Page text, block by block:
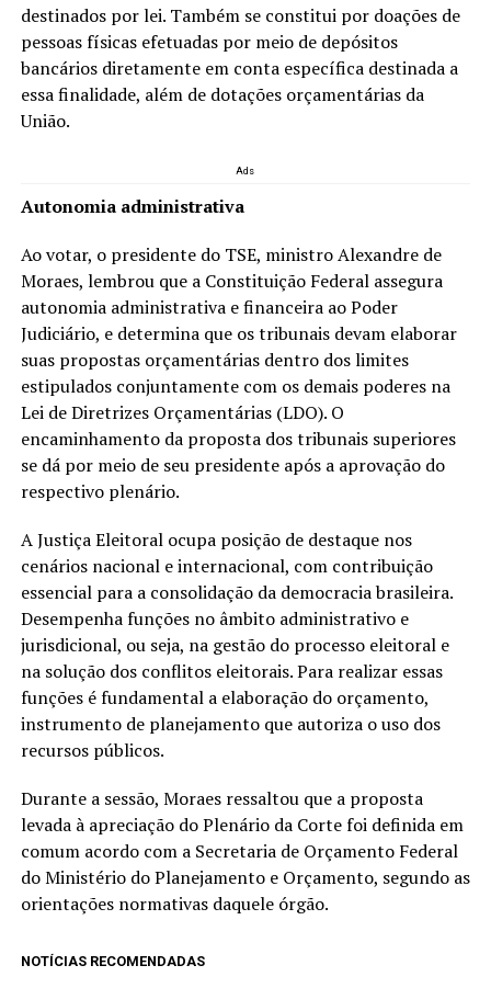
destinados por lei. Também se constitui por doações de
pessoas físicas efetuadas por meio de depósitos
bancários diretamente em conta específica destinada a
essa finalidade, além de dotações orçamentárias da
União.
Ads
Autonomia administrativa
Ao votar, o presidente do TSE, ministro Alexandre de
Moraes, lembrou que a Constituição Federal assegura
autonomia administrativa e financeira ao Poder
Judiciário, e determina que os tribunais devam elaborar
suas propostas orçamentárias dentro dos limites
estipulados conjuntamente com os demais poderes na
Lei de Diretrizes Orçamentárias (LDO). O
encaminhamento da proposta dos tribunais superiores
se dá por meio de seu presidente após a aprovação do
respectivo plenário.
A Justiça Eleitoral ocupa posição de destaque nos
cenários nacional e internacional, com contribuição
essencial para a consolidação da democracia brasileira.
Desempenha funções no âmbito administrativo e
jurisdicional, ou seja, na gestão do processo eleitoral e
na solução dos conflitos eleitorais. Para realizar essas
funções é fundamental a elaboração do orçamento,
instrumento de planejamento que autoriza o uso dos
recursos públicos.
Durante a sessão, Moraes ressaltou que a proposta
levada à apreciação do Plenário da Corte foi definida em
comum acordo com a Secretaria de Orçamento Federal
do Ministério do Planejamento e Orçamento, segundo as
orientações normativas daquele órgão.
NOTÍCIAS RECOMENDADAS